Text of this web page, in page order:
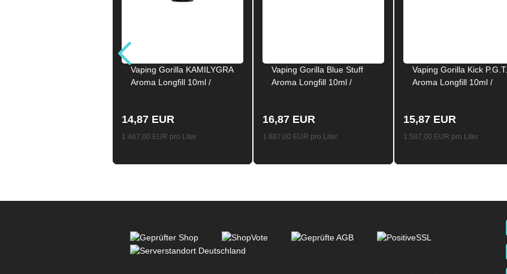
Vaping Gorilla KAMILYGRA
Aroma Longfill 10ml /
14,87 EUR
1.487,00 EUR pro Liter
Vaping Gorilla Blue Stuff
Aroma Longfill 10ml /
16,87 EUR
1.687,00 EUR pro Liter
Vaping Gorilla Kick P.G.T.
Aroma Longfill 10ml /
15,87 EUR
1.587,00 EUR pro Liter